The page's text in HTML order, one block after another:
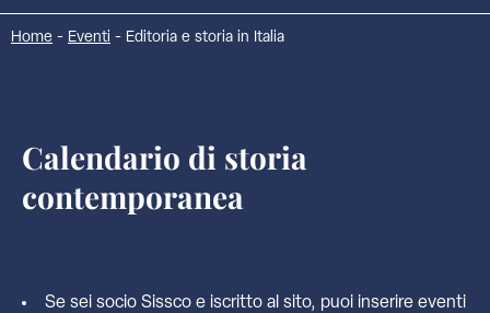
Home - Eventi - Editoria e storia in Italia
Calendario di storia
contemporanea
Se sei socio Sissco e iscritto al sito, puoi inserire eventi